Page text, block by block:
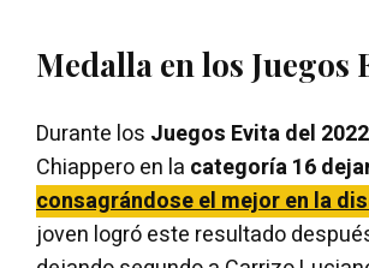
Medalla en los Juegos
Durante los Juegos Evita del 2022
Chiappero en la categoría 16
consagrándose el mejor en la
joven logró este resultado